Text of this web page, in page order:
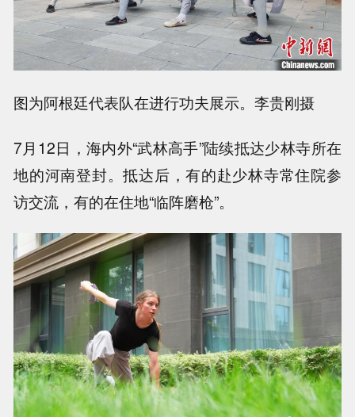
图为阿根廷代表队在进行功夫展示。李贵刚摄
7月12日，海内外“武林高手”陆续抵达少林寺所在
地的河南登封。抵达后，有的赴少林寺常住院参
访交流，有的在住地“临阵磨枪”。